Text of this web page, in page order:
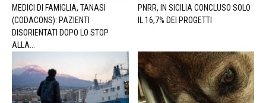
MEDICI DI FAMIGLIA, TANASI
(CODACONS): PAZIENTI
DISORIENTATI DOPO LO STOP
ALLA...
PNRR, IN SICILIA CONCLUSO SOLO
IL 16,7% DEI PROGETTI